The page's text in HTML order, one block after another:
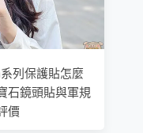
列保護貼怎麼
石鏡頭貼與軍規
價